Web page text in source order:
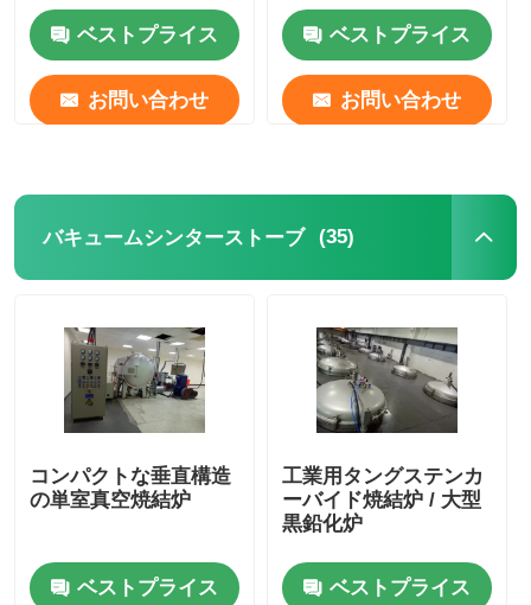
ベストプライス
お問い合わせ
ベストプライス
お問い合わせ
バキュームシンターストーブ (35)
コンパクトな垂直構造
の単室真空焼結炉
ベストプライス
工業用タングステンカ
ーバイド焼結炉 / 大型
黒鉛化炉
ベストプライス